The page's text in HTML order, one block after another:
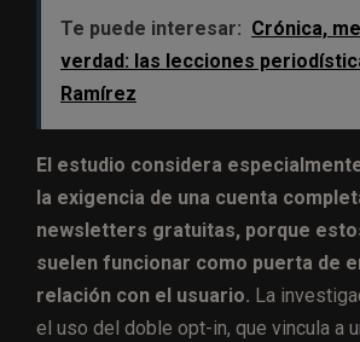
Te puede interesar: Crónica,
verdad: las lecciones
Ramírez
El estudio considera
la exigencia de una cuenta
newsletters gratuitas, porque
suelen funcionar como puerta de
relación con el usuario. La
el uso del doble opt-in, que vincula a